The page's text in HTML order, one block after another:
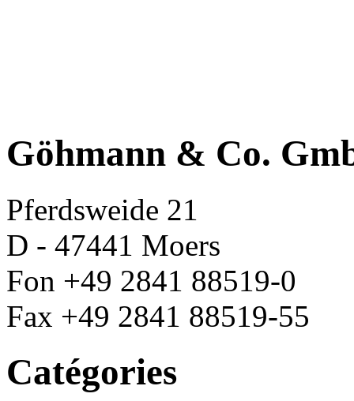
Göhmann & Co.
Pferdsweide 21
D - 47441 Moers
Fon +49 2841 88519-0
Fax +49 2841 88519-55
Catégories